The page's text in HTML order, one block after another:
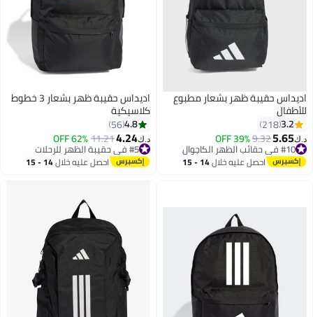
4
اديداس حقيبة ظهر بشعار مطبوع
للأطفال
3.2
218
د.ك‏5.65
9.32
39% OFF #10 في حقائب الظهر الكاجوال
أقل سعر في 7 يوم
#10 في حقائب الظهر الكاجوال احصل عليه خلال 14 - 15
اديداس حقيبة ظهر بشعار 3 خطوط
كلاسيكية
4.8
56
د.ك‏4.24
11.21
62% OFF #5 في حقيبة الظهر للرحلات
أقل سعر في 30 يوم
#5 في حقيبة الظهر للرحلات احصل عليه خلال 14 - 15